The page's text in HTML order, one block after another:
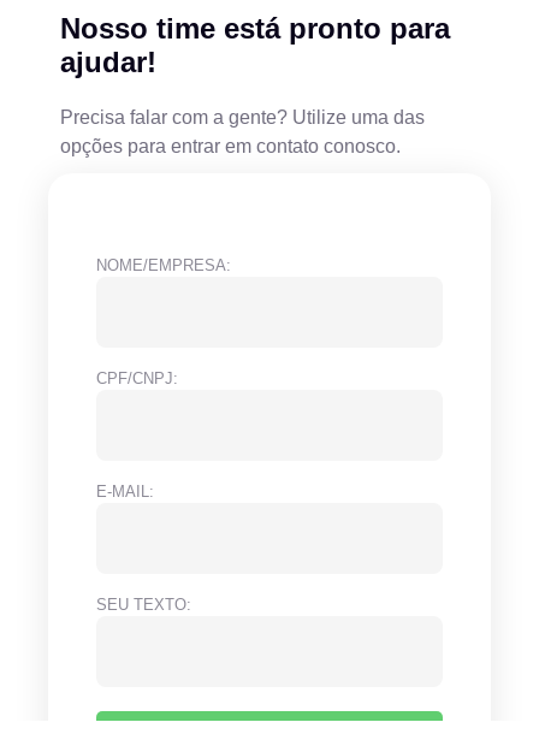
Nosso time está pronto para
ajudar!
Precisa falar com a gente? Utilize uma das
opções para entrar em contato conosco.
NOME/EMPRESA:
CPF/CNPJ:
E-MAIL:
SEU TEXTO: